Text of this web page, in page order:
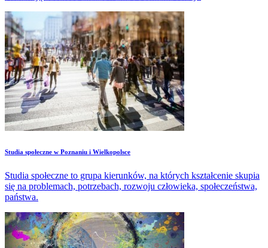
Studia społeczne w Poznaniu i Wielkopolsce
Studia społeczne to grupa kierunków, na których kształcenie skupia
się na problemach, potrzebach, rozwoju człowieka, społeczeństwa,
państwa.